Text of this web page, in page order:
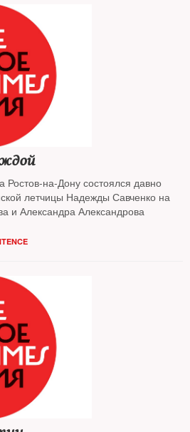
Ростов-на-Дону состоялся давно
летчицы Надежды Савченко на
и Александра Александрова